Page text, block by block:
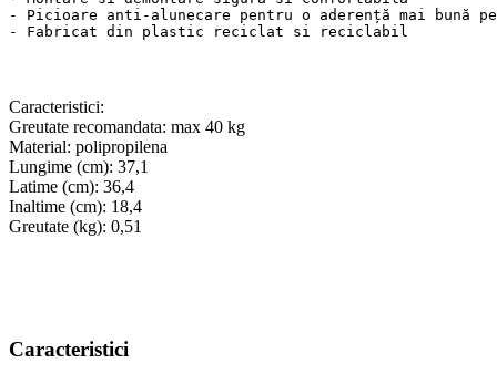
- Picioare anti-alunecare pentru o aderență mai bună
- Fabricat din plastic reciclat si reciclabil
Caracteristici:
Greutate recomandata: max 40 kg
Material: polipropilena
Lungime (cm): 37,1
Latime (cm): 36,4
Inaltime (cm): 18,4
Greutate (kg): 0,51
Caracteristici